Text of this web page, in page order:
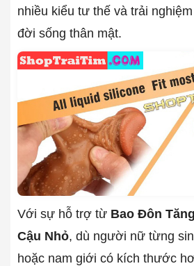
nhiều kiểu tư thế và trải
đời sống thân mật.
Với sự hỗ trợ từ Bao Đôn
Cậu Nhỏ, dù người nữ từng
hoặc nam giới có kích thước